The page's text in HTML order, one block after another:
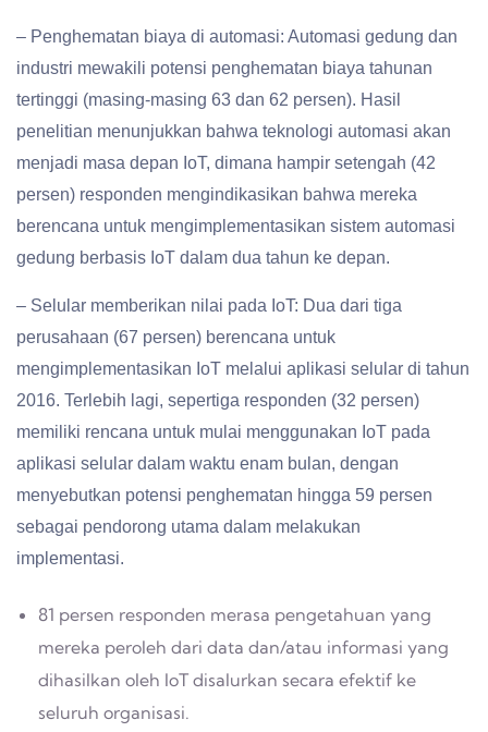
– Penghematan biaya di automasi: Automasi gedung dan
industri mewakili potensi penghematan biaya tahunan
tertinggi (masing-masing 63 dan 62 persen). Hasil
penelitian menunjukkan bahwa teknologi automasi akan
menjadi masa depan IoT, dimana hampir setengah (42
persen) responden mengindikasikan bahwa mereka
berencana untuk mengimplementasikan sistem automasi
gedung berbasis IoT dalam dua tahun ke depan.
– Selular memberikan nilai pada IoT: Dua dari tiga
perusahaan (67 persen) berencana untuk
mengimplementasikan IoT melalui aplikasi selular di tahun
2016. Terlebih lagi, sepertiga responden (32 persen)
memiliki rencana untuk mulai menggunakan IoT pada
aplikasi selular dalam waktu enam bulan, dengan
menyebutkan potensi penghematan hingga 59 persen
sebagai pendorong utama dalam melakukan
implementasi.
81 persen responden merasa pengetahuan yang
mereka peroleh dari data dan/atau informasi yang
dihasilkan oleh IoT disalurkan secara efektif ke
seluruh organisasi.